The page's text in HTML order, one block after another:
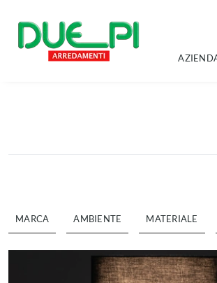
MARCA AMBIENTE MATERIALE